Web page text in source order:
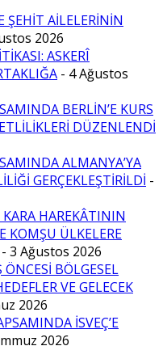
ŞEHİT AİLELERİNİN
2026
ASKERÎ
- 4 Ağustos
BERLİN’E KURS
DÜZENLENDİ
ALMANYA’YA
GERÇEKLEŞTİRİLDİ -
KARA HAREKÂTININ
KOMŞU ÜLKELERE
- 3 Ağustos 2026
BÖLGESEL
VE GELECEK
2026
İSVEÇ’E
2026